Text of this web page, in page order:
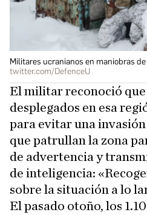
Militares ucranianos en maniobras
twitter.com/DefenceU
El militar reconoció
desplegados en esa
para evitar una
que patrullan la zona
de advertencia y
de inteligencia:
sobre la situación a lo
El pasado otoño, los